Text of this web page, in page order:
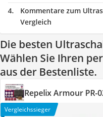
Kommentare zum
Vergleich
Die besten
Wählen Sie Ihren
aus der Bestenliste.
Repelix Armour PR-
Vergleichssieger